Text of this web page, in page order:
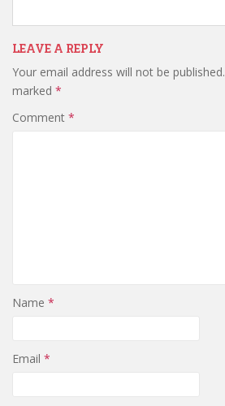
LEAVE A REPLY
Your email address will not be published.
marked *
Comment *
Name *
Email *